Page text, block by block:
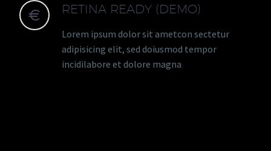

 RETINA READY (DEMO)
Lorem ipsum dolor sit ametcon sectetur
adipisicing elit, sed doiusmod tempor
incidilabore et dolore magna